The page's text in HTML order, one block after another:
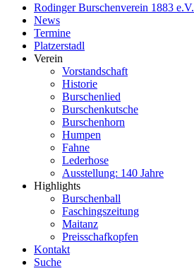
Rodinger Burschenverein 1883 e.V.
News
Termine
Platzerstadl
Verein
Vorstandschaft
Historie
Burschenlied
Burschenkutsche
Burschenhorn
Humpen
Fahne
Lederhose
Ausstellung: 140 Jahre
Highlights
Burschenball
Faschingszeitung
Maitanz
Preisschafkopfen
Kontakt
Suche